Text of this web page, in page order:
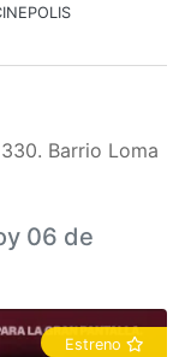
Barrio Loma
06 de
Estreno